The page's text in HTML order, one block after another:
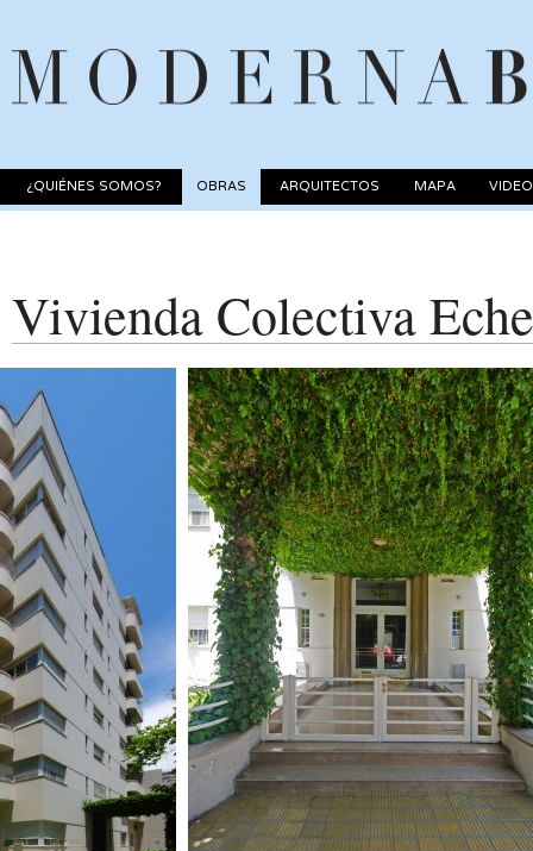
¿QUIÉNES SOMOS? OBRAS ARQUITECTOS MAPA
Vivienda Colectiva